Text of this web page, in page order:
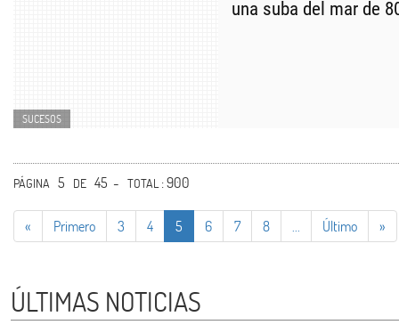
SUCESOS
una suba del mar de
PÁGINA 5 DE 45 - TOTAL: 900
« Primero 3 4 5 6 7 8 Último »
ÚLTIMAS NOTICIAS